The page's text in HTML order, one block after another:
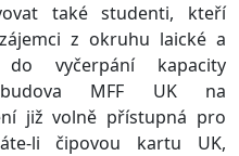
také studenti, kteří
z okruhu laické a
vyčerpání kapacity
budova MFF UK na
již volně přístupná pro
li čipovou kartu UK,